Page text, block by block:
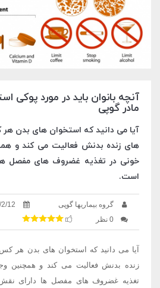
آنچه بانوان باید در مورد پوکی
مادر گوپی
آیا می دانید که استخوان های بدن هر
های زنده بدنش فعالیت می کند و
خونی در تغذیه غضروف های مفصل
است.
گروه بیماریها گوپی
12
0 نظر
آیا می دانید که استخوان های بدن هر
زنده بدنش فعالیت می کند و همچنین
تغذیه غضروف های مفصل ها دارای